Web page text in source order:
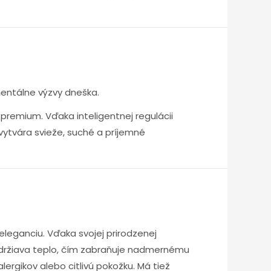
látka Avocado podporuje
počas celej noci
odpočinku
výzvy dneška.
Vďaka inteligentnej regulácii
svieže, suché a príjemné
prostrediu na výnimočný
Vďaka svojej prirodzenej
teplo, čím zabraňuje nadmernému
alebo citlivú pokožku. Má tiež